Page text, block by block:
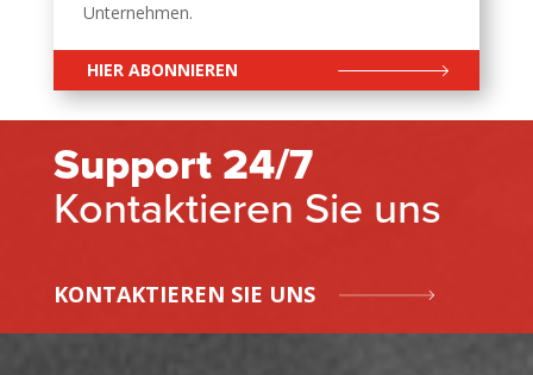
Unternehmen.
HIER ABONNIEREN
Support 24/7
Kontaktieren Sie uns
KONTAKTIEREN SIE UNS